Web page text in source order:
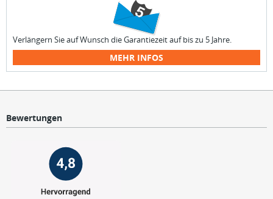
Verlängern Sie auf Wunsch die Garantiezeit auf bis zu 5 Jahre.
MEHR INFOS
Bewertungen